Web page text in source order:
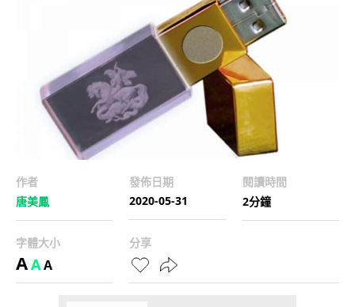
作者
唐美鳳
發佈日期
2020-05-31
閱讀時間
2分鐘
字體大小
AAA
分享